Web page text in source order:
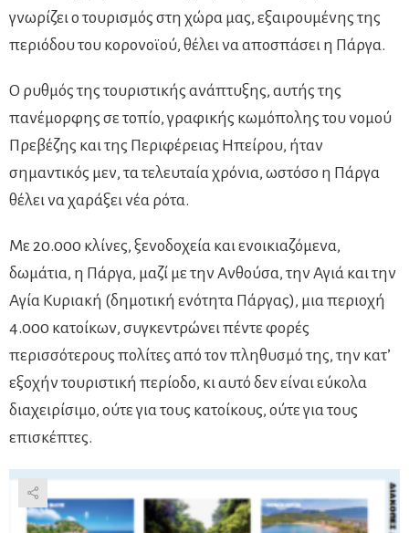
γνωρίζει ο τουρισμός στη χώρα μας, εξαιρουμένης της
περιόδου του κορονοϊού, θέλει να αποσπάσει η Πάργα.
Ο ρυθμός της τουριστικής ανάπτυξης, αυτής της
πανέμορφης σε τοπίο, γραφικής κωμόπολης του νομού
Πρεβέζης και της Περιφέρειας Ηπείρου, ήταν
σημαντικός μεν, τα τελευταία χρόνια, ωστόσο η Πάργα
θέλει να χαράξει νέα ρότα.
Με 20.000 κλίνες, ξενοδοχεία και ενοικιαζόμενα,
δωμάτια, η Πάργα, μαζί με την Ανθούσα, την Αγιά και την
Αγία Κυριακή (δημοτική ενότητα Πάργας), μια περιοχή
4.000 κατοίκων, συγκεντρώνει πέντε φορές
περισσότερους πολίτες από τον πληθυσμό της, την κατ’
εξοχήν τουριστική περίοδο, κι αυτό δεν είναι εύκολα
διαχειρίσιμο, ούτε για τους κατοίκους, ούτε για τους
επισκέπτες.